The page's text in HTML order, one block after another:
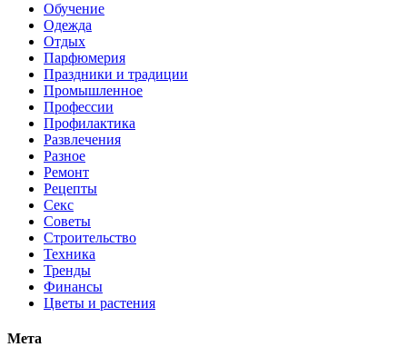
Обучение
Одежда
Отдых
Парфюмерия
Праздники и традиции
Промышленное
Профессии
Профилактика
Развлечения
Разное
Ремонт
Рецепты
Секс
Советы
Строительство
Техника
Тренды
Финансы
Цветы и растения
Мета